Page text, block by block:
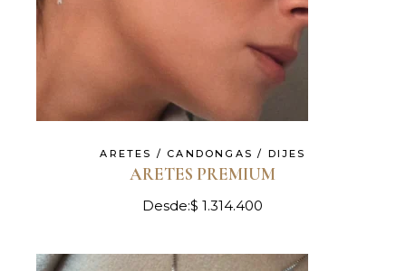
ARETES / CANDONGAS / DIJES
ARETES PREMIUM
Desde:$ 1.314.400